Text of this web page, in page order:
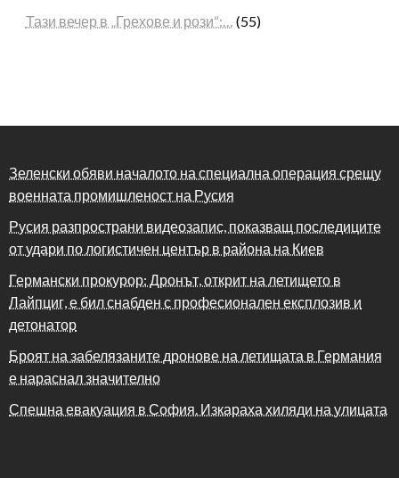
Тази вечер в „Грехове и рози“:… (55)
Зеленски обяви началото на специална операция срещу
военната промишленост на Русия
Русия разпространи видеозапис, показващ последиците
от удари по логистичен център в района на Киев
Германски прокурор: Дронът, открит на летището в
Лайпциг, е бил снабден с професионален експлозив и
детонатор
Броят на забелязаните дронове на летищата в Германия
е нараснал значително
Спешна евакуация в София. Изкараха хиляди на улицата